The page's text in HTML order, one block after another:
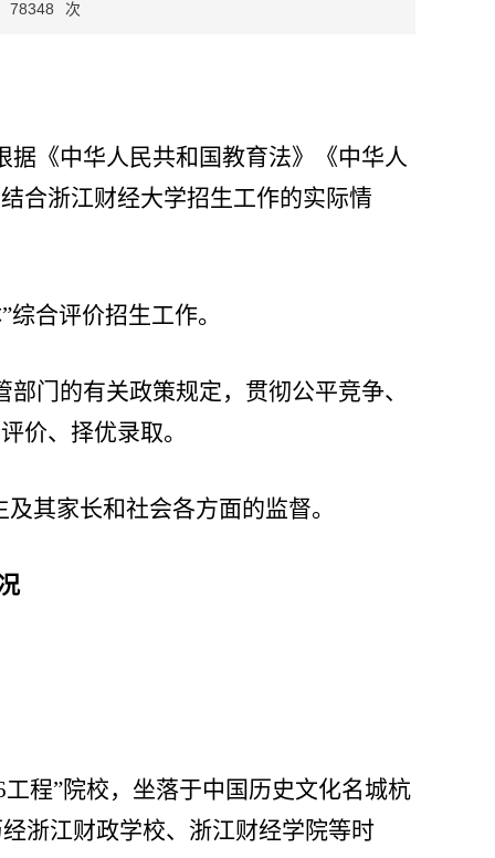
78348 次
《中华人民共和国教育法》《中华人
合浙江财经大学招生工作的实际情
综合评价招生工作。
门的有关政策规定，贯彻公平竞争、
价、择优录取。
其家长和社会各方面的监督。
工程”院校，坐落于中国历史文化名城杭
浙江财政学校、浙江财经学院等时